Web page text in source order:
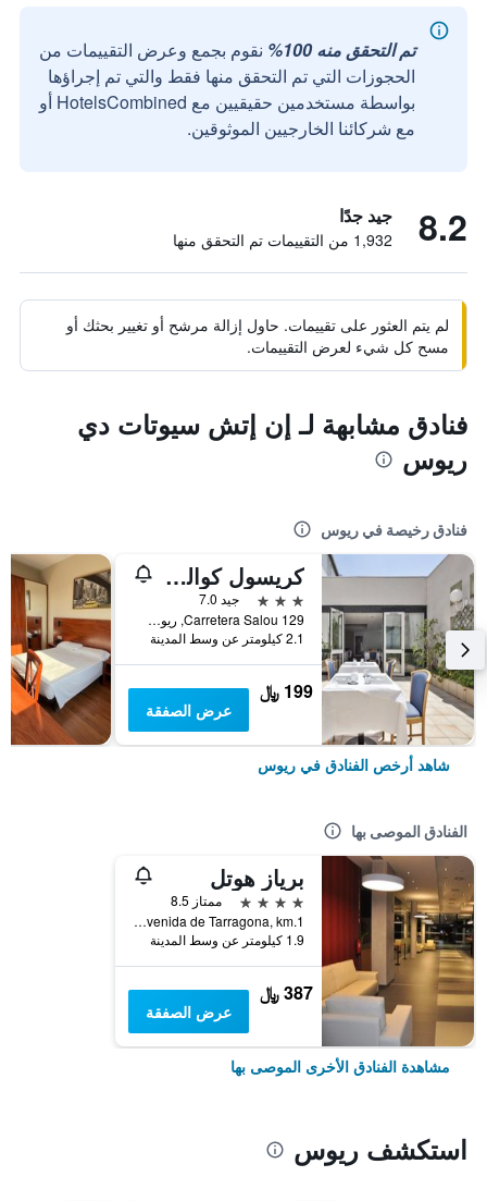
تم التحقق منه 100%
نقوم بجمع وعرض التقييمات من
الحجوزات التي تم التحقق منها فقط والتي تم إجراؤها
بواسطة مستخدمين حقيقيين مع HotelsCombined أو
مع شركائنا الخارجيين الموثوقين.
8.2 جيد جدًا
1,932 من التقييمات تم التحقق منها
لم يتم العثور على تقييمات. حاول إزالة مرشح أو تغيير بحثك أو
مسح كل شيء لعرض التقييمات.
فنادق مشابهة لـ إن إتش سيوتات دي
ريوس
فنادق رخيصة في ريوس
كريسول كواليتي رويس
3 نجوم
جيد 7.0
Carretera Salou 129, ريوس, كاتالونيا, أسبانيا
2.1 كيلومتر عن وسط المدينة
199 ﷼
عرض الصفقة
شاهد أرخص الفنادق في ريوس
الفنادق الموصى بها
برياز هوتل
4 نجوم
ممتاز 8.5
Avenida de Tarragona, km.1, ريوس, كاتالونيا, أسبانيا
1.9 كيلومتر عن وسط المدينة
387 ﷼
عرض الصفقة
مشاهدة الفنادق الأخرى الموصى بها
استكشف ريوس